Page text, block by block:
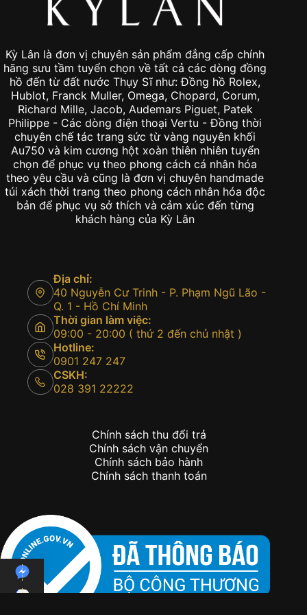
Kỳ Lân là đơn vị chuyên sản phẩm đẳng cấp chính
hãng sưu tầm tuyển chọn về tất cả các dòng đồng
hồ đến từ đất nước Thụy Sĩ như: Đồng hồ Rolex,
Hublot, Franck Muller, Omega, Chopard, Corum,
Richard Mille, Jacob, Audemars Piguet, Patek
Philippe - Các dòng điện thoại Vertu - Đồng thời
chuyên chế tác trang sức từ vàng nguyên khối
Au750 và kim cương hột xoàn thiên nhiên tuyển
chọn để phục vụ theo phong cách cá nhân hóa
theo yêu cầu và cũng là đơn vị chuyên handmade
túi xách thời trang theo phong cách nhân hóa độc
bản để phục vụ sở thích và cảm xúc đến từng
khách hàng của Kỳ Lân
Địa chỉ:
40 Nguyễn Cư Trinh - P. Phạm Ngũ Lão -
Q. 1 - Hồ Chí Minh
Thời gian làm việc:
09:00 - 20:00 ( thứ 2 đến chủ nhật )
Hotline:
0901 247 247
CSKH:
028 391 22222
Chính sách thu đổi trả
Chính sách vận chuyển
Chính sách bảo hành
Chính sách thanh toán